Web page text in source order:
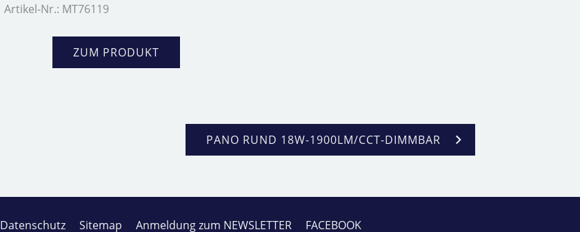
Artikel-Nr.: MT76119
ZUM PRODUKT
PANO RUND 18W-1900LM/CCT-DIMMBAR
Datenschutz Sitemap Anmeldung zum NEWSLETTER FACEBOOK